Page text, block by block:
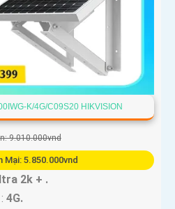
K/4G/C09S20 HIKVISION
9.010.000vnd
Mại: 5.850.000vnd
2k + .
4G.